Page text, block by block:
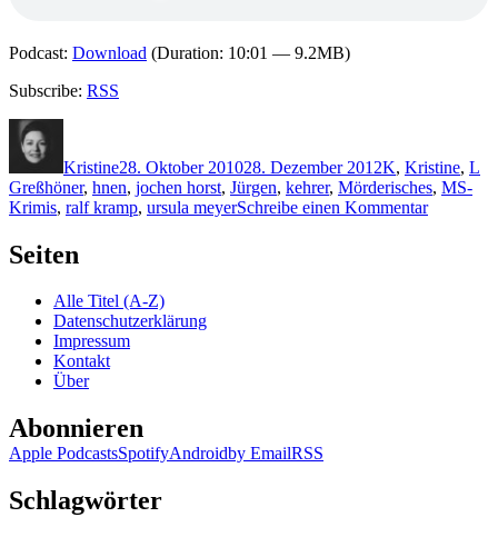
Podcast: Download (Duration: 10:01 — 9.2MB)
Subscribe: RSS
Kristine28. Oktober 201028. Dezember 2012K, Kristine, L
Greßhöner, hnen, jochen horst, Jürgen, kehrer, Mörderisches, MS-
Krimis, ralf kramp, ursula meyerSchreibe einen Kommentarzu
Seiten
Alle Titel (A-Z)
Datenschutzerklärung
Impressum
Kontakt
Über
Abonnieren
Apple PodcastsSpotifyAndroidby EmailRSS
Schlagwörter